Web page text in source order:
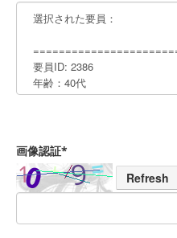
画像認証*
Refresh